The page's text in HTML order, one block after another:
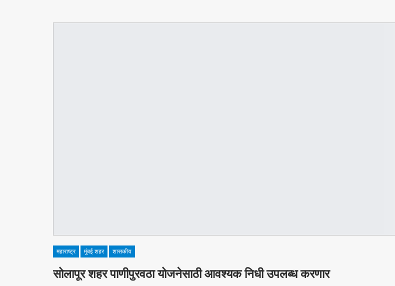
महाराष्ट्र मुंबई शहर शासकीय
सोलापूर शहर पाणीपुरवठा योजनेसाठी आवश्यक निधी उपलब्ध करणार